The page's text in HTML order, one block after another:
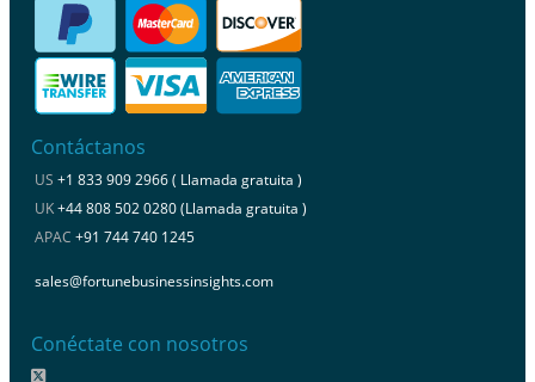
Contáctanos
US +1 833 909 2966 ( Llamada gratuita )
UK+44 808 502 0280 (Llamada gratuita )
APAC +91 744 740 1245
sales@fortunebusinessinsights.com
Conéctate con nosotros